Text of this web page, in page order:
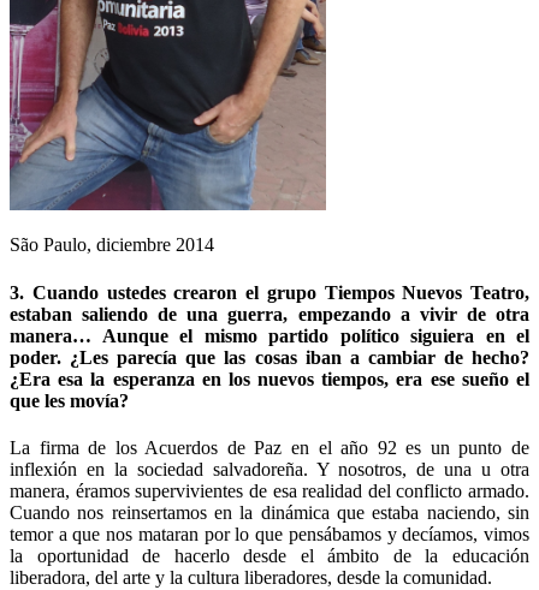
São Paulo, diciembre 2014
3. Cuando ustedes crearon el grupo Tiempos Nuevos Teatro,
estaban saliendo de una guerra, empezando a vivir de otra
manera… Aunque el mismo partido político siguiera en el
poder. ¿Les parecía que las cosas iban a cambiar de hecho?
¿Era esa la esperanza en los nuevos tiempos, era ese sueño el
que les movía?
La firma de los Acuerdos de Paz en el año 92 es un punto de
inflexión en la sociedad salvadoreña. Y nosotros, de una u otra
manera, éramos supervivientes de esa realidad del conflicto armado.
Cuando nos reinsertamos en la dinámica que estaba naciendo, sin
temor a que nos mataran por lo que pensábamos y decíamos, vimos
la oportunidad de hacerlo desde el ámbito de la educación
liberadora, del arte y la cultura liberadores, desde la comunidad.